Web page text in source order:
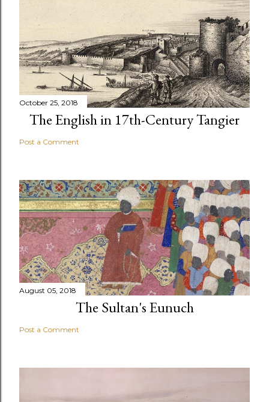
October 25, 2018
The English in 17th-Century Tangier
Post a Comment
August 05, 2018
The Sultan's Eunuch
Post a Comment